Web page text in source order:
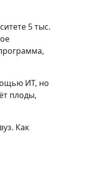
5 тыс.
ИТ, но
плоды,
Как